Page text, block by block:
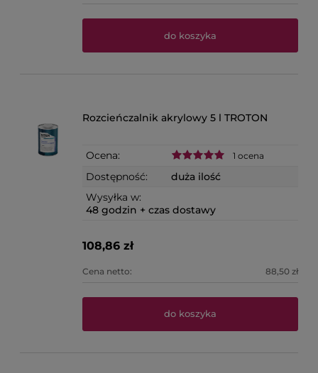
do koszyka
Rozcieńczalnik akrylowy 5 l TROTON
Ocena: 1 ocena
Dostępność:
duża ilość
Wysyłka w:
48 godzin + czas dostawy
108,86 zł
Cena netto: 88,50 zł
do koszyka